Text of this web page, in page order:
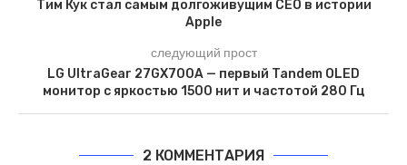
Тим Кук стал самым долгоживущим CEO в истории
Apple
следующий прост
LG UltraGear 27GX700A — первый Tandem OLED
монитор с яркостью 1500 нит и частотой 280 Гц
2 КОММЕНТАРИЯ